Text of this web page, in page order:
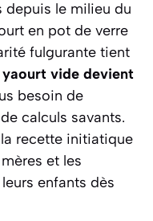
le milieu du
en pot de verre
fulgurante tient
vide devient
besoin de
calculs savants.
recette initiatique
et les
enfants dès